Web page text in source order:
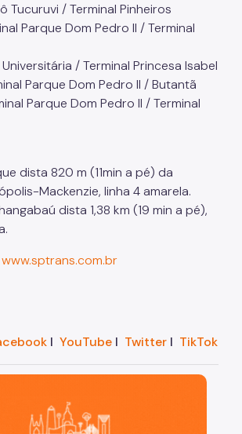
Tucuruvi / Terminal Pinheiros
Parque Dom Pedro II / Terminal
Universitária / Terminal Princesa Isabel
Parque Dom Pedro II / Butantã
Parque Dom Pedro II / Terminal
dista 820 m (11min a pé) da
Mackenzie, linha 4 amarela.
dista 1,38 km (19 min a pé),
www.sptrans.com.br
I YouTubeI TwitterI TikTok
inteligente, resiliente e sustentável